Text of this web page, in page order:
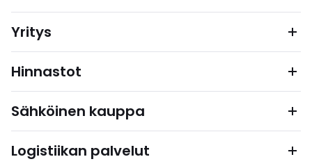
Yritys
Hinnastot
Sähköinen kauppa
Logistiikan palvelut